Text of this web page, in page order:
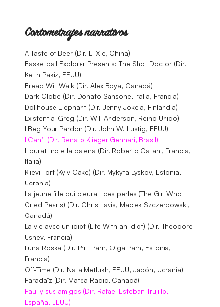
Cortometrajes narrativos
A Taste of Beer (Dir. Li Xie, China)
Basketball Explorer Presents: The Shot Doctor (Dir.
Keith Pakiz, EEUU)
Bread Will Walk (Dir. Alex Boya, Canadá)
Dark Globe (Dir. Donato Sansone, Italia, Francia)
Dollhouse Elephant (Dir. Jenny Jokela, Finlandia)
Existential Greg (Dir. Will Anderson, Reino Unido)
I Beg Your Pardon (Dir. John W. Lustig, EEUU)
I Can’t (Dir. Renato Klieger Gennari, Brasil)
Il burattino e la balena (Dir. Roberto Catani, Francia,
Italia)
Kiievi Tort (Kyiv Cake) (Dir. Mykyta Lyskov, Estonia,
Ucrania)
La jeune fille qui pleurait des perles (The Girl Who
Cried Pearls) (Dir. Chris Lavis, Maciek Szczerbowski,
Canadá)
La vie avec un idiot (Life With an Idiot) (Dir. Theodore
Ushev, Francia)
Luna Rossa (Dir. Priit Pärn, Olga Pärn, Estonia,
Francia)
Off-Time (Dir. Nata Metlukh, EEUU, Japón, Ucrania)
Paradaïz (Dir. Matea Radic, Canadá)
Paul y sus amigos (Dir. Rafael Esteban Trujillo,
España, EEUU)